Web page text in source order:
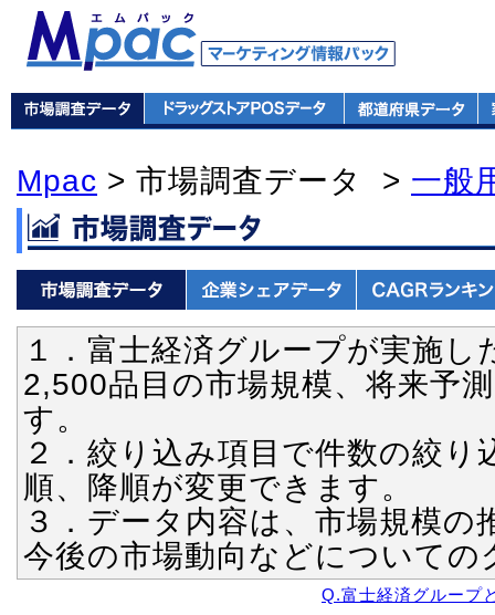
Mpac > 市場調査データ > 一般
１．富士経済グループが実施し
2,500品目の市場規模、将来予
す。
２．絞り込み項目で件数の絞
順、降順が変更できます。
３．データ内容は、市場規模
今後の市場動向などについて
Q.富士経済グループ